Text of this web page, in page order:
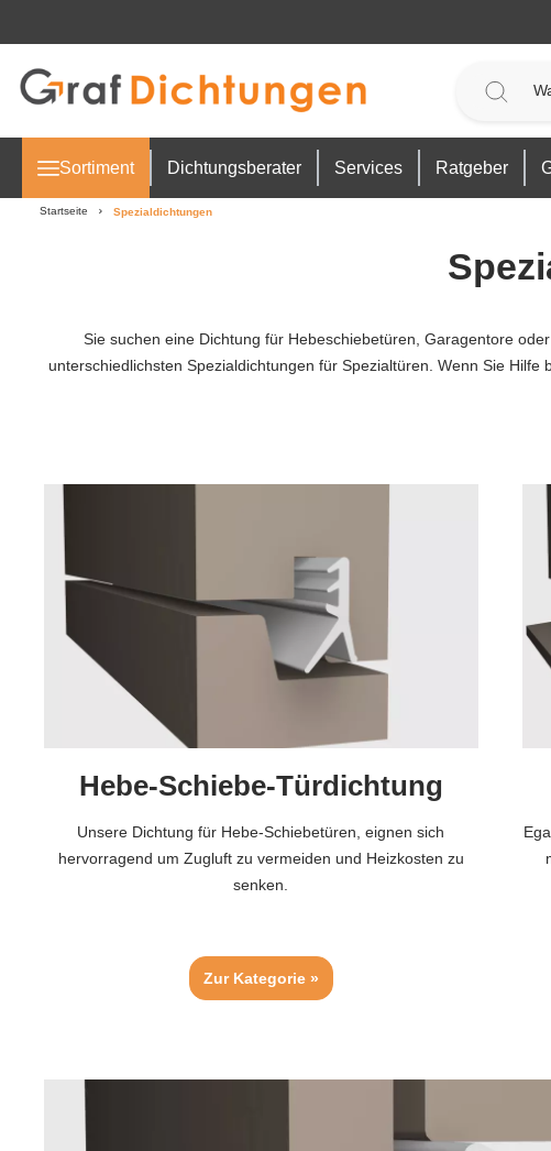
Sortiment Dichtungsberater Services Ratgeber
Startseite Spezialdichtungen
Sie suchen eine Dichtung für Hebeschiebetüren, Garagentore
unterschiedlichsten Spezialdichtungen für Spezialtüren. Wenn Sie
Hebe-Schiebe-Türdichtung
Unsere Dichtung für Hebe-Schiebetüren, eignen sich
hervorragend um Zugluft zu vermeiden und Heizkosten zu
senken.
Zur Kategorie »